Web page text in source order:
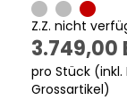
Z.Z. nicht
3.749,00
pro Stück (inkl.
Grossartikel)